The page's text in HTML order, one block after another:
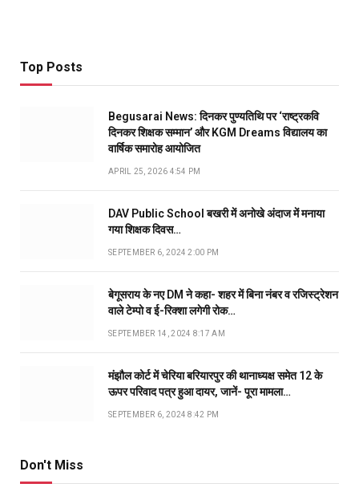
Top Posts
Begusarai News: दिनकर पुण्यतिथि पर ‘राष्ट्रकवि
दिनकर शिक्षक सम्मान’ और KGM Dreams विद्यालय का
वार्षिक समारोह आयोजित
APRIL 25, 2026 4:54 PM
DAV Public School बखरी में अनोखे अंदाज में मनाया
गया शिक्षक दिवस…
SEPTEMBER 6, 2024 2:00 PM
बेगूसराय के नए DM ने कहा- शहर में बिना नंबर व रजिस्ट्रेशन
वाले टेम्पो व ई-रिक्शा लगेगी रोक…
SEPTEMBER 14, 2024 8:17 AM
मंझौल कोर्ट में चेरिया बरियारपुर की थानाध्यक्ष समेत 12 के
ऊपर परिवाद पत्र हुआ दायर, जानें- पूरा मामला…
SEPTEMBER 6, 2024 8:42 PM
Don't Miss